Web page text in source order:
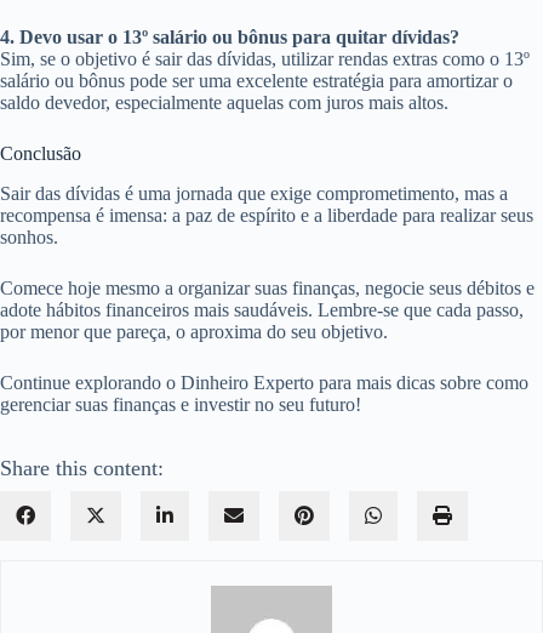
4. Devo usar o 13º salário ou bônus para quitar dívidas?
Sim, se o objetivo é sair das dívidas, utilizar rendas extras como o 13º
salário ou bônus pode ser uma excelente estratégia para amortizar o
saldo devedor, especialmente aquelas com juros mais altos.
Conclusão
Sair das dívidas é uma jornada que exige comprometimento, mas a
recompensa é imensa: a paz de espírito e a liberdade para realizar seus
sonhos.
Comece hoje mesmo a organizar suas finanças, negocie seus débitos e
adote hábitos financeiros mais saudáveis. Lembre-se que cada passo,
por menor que pareça, o aproxima do seu objetivo.
Continue explorando o Dinheiro Experto para mais dicas sobre como
gerenciar suas finanças e investir no seu futuro!
Share this content: